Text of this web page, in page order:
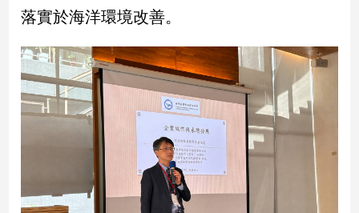
遊/
美
食
星
座/
命
理
康/
落實於海洋環境改善。